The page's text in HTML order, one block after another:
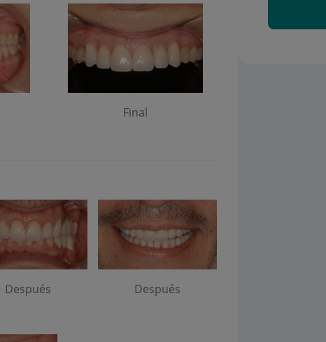
Final
Después Después